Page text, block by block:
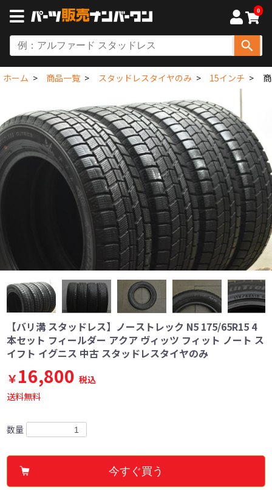
0
ホーム 商品一覧 スタッドレスタイヤのみ 15インチ
【バリ溝 スタッドレス】ノーストレック N5 175/65R15 4
本セット フィールダー アクア ヴィッツ フィット ノート ス
イフト イグニス 中古 スタッドレスタイヤのみ
￥16,800 税込
送料無料
数量
今すぐ買う